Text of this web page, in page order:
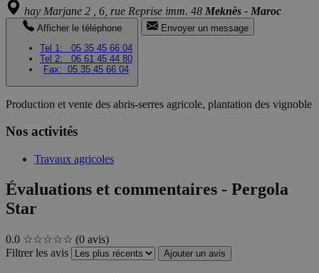
hay Marjane 2 , 6, rue Reprise imm. 48 Meknès - Maroc
Afficher le téléphone
Tel 1:
05 35 45 66 04
Tel 2:
06 61 45 44 80
Fax: 05 35 45 66 04
Envoyer un message
Production et vente des abris-serres agricole, plantation des vignoble
Nos activités
Travaux agricoles
Évaluations et commentaires - Pergola
Star
0.0 ☆☆☆☆☆ (0 avis)
Filtrer les avis
Ajouter un avis